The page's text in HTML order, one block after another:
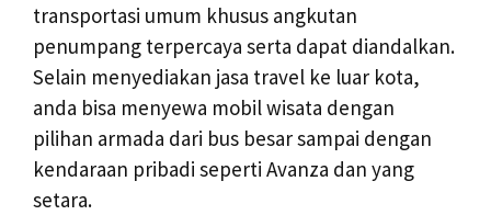
transportasi umum khusus angkutan
penumpang terpercaya serta dapat diandalkan.
Selain menyediakan jasa travel ke luar kota,
anda bisa menyewa mobil wisata dengan
pilihan armada dari bus besar sampai dengan
kendaraan pribadi seperti Avanza dan yang
setara.